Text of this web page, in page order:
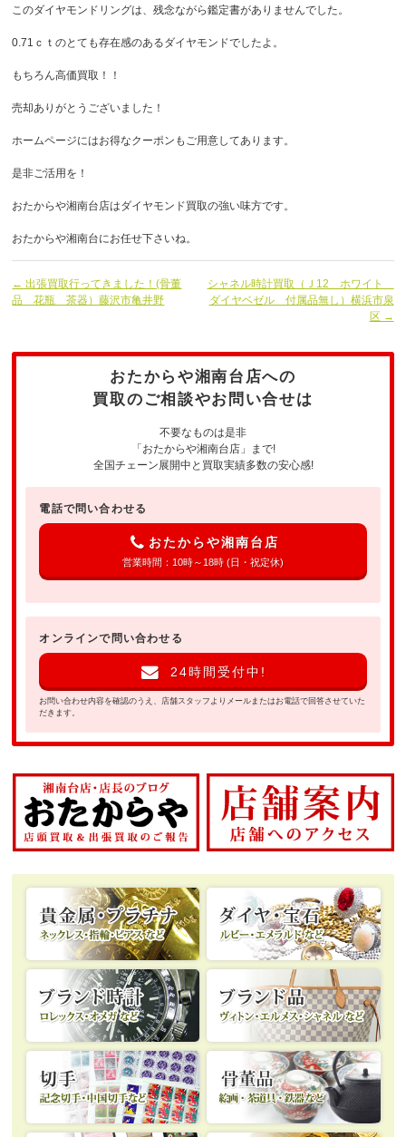
このダイヤモンドリングは、残念ながら鑑定書がありませんでした。
0.71ｃｔのとても存在感のあるダイヤモンドでしたよ。
もちろん高価買取！！
売却ありがとうございました！
ホームページにはお得なクーポンもご用意してあります。
是非ご活用を！
おたからや湘南台店はダイヤモンド買取の強い味方です。
おたからや湘南台にお任せ下さいね。
← 出張買取行ってきました！(骨董
品 花瓶 茶器）藤沢市亀井野
シャネル時計買取（Ｊ12 ホワイト
ダイヤベゼル 付属品無し）横浜市泉
区 →
おたからや湘南台店への
買取のご相談やお問い合せは
不要なものは是非
「おたからや湘南台店」まで!
全国チェーン展開中と買取実績多数の安心感!
電話で問い合わせる
おたからや湘南台店
営業時間：10時～18時 (日・祝定休)
オンラインで問い合わせる
24時間受付中!
お問い合わせ内容を確認のうえ、店舗スタッフよりメールまたはお電話で回答させていた
だきます。